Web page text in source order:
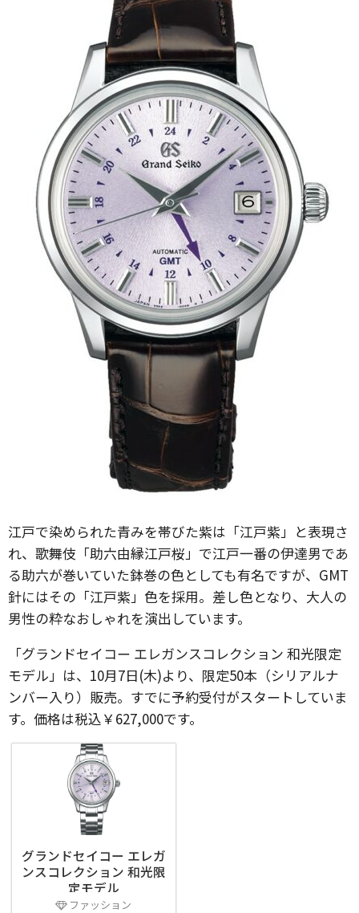
江戸で染められた青みを帯びた紫は「江戸紫」と表現さ
れ、歌舞伎「助六由縁江戸桜」で江戸一番の伊達男であ
る助六が巻いていた鉢巻の色としても有名ですが、GMT
針にはその「江戸紫」色を採用。差し色となり、大人の
男性の粋なおしゃれを演出しています。
「グランドセイコー エレガンスコレクション 和光限定
モデル」は、10月7日(木)より、限定50本（シリアルナ
ンバー入り）販売。すでに予約受付がスタートしていま
す。価格は税込￥627,000です。
グランドセイコー エレガ
ンスコレクション 和光限
定モデル
ファッション